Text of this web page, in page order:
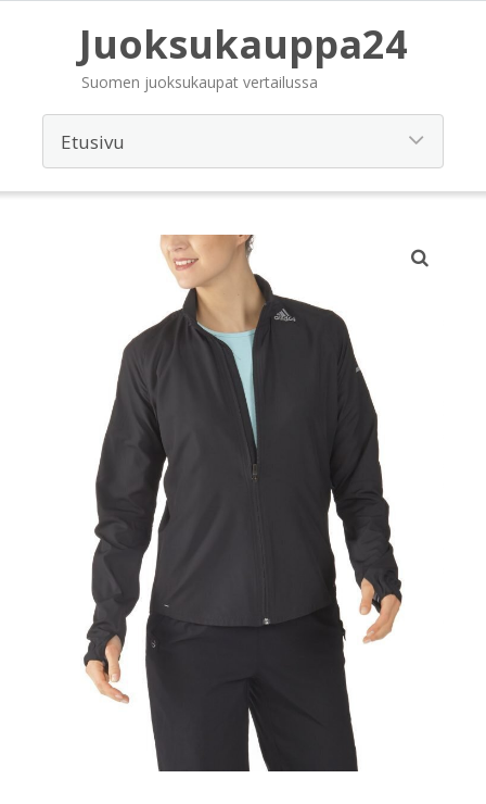
Juoksukauppa24
Suomen juoksukaupat vertailussa